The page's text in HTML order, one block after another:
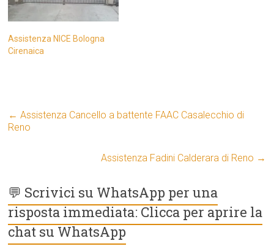
Assistenza NICE Bologna
Cirenaica
← Assistenza Cancello a battente FAAC Casalecchio di
Reno
Assistenza Fadini Calderara di Reno →
💬 Scrivici su WhatsApp per una
risposta immediata: Clicca per aprire la
chat su WhatsApp